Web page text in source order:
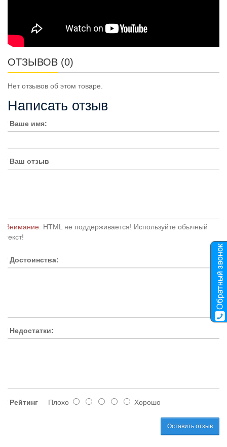
ОТЗЫВОВ (0)
Нет отзывов об этом товаре.
Написать отзыв
Ваше имя:
Ваш отзыв
Внимание: HTML не поддерживается! Используйте обычный
текст!
Достоинства:
Недостатки:
Рейтинг Плохо Хорошо
Оставить отзыв